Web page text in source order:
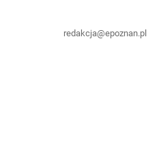
redakcja@epoznan.pl